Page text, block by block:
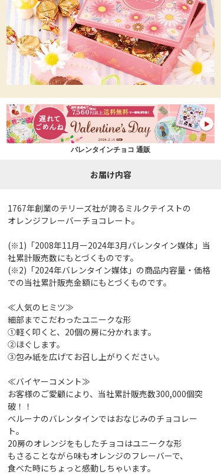
バレンタインチョコ 通販
お届け内容
1767年創業のテリーズ社が誇るミルクテイストの
オレンジフレーバーチョコレート。
(※1)「2008年11月ー2024年3月バレンタイン媒体」当
社累計販売数にもとづくものです。
(※2)「2024年バレンタイン媒体」の商品内容量・価格
での当社累計販売金額にもとづくものです。
≪人気のヒミツ≫
細部までこだわったユニークな形
①軽く叩くと、20個の房に分かれます。
②ほぐします。
③包み紙を広げてお召し上がりください。
≪バイヤーコメント≫
お客様のご愛顧により、当社累計販売数300,000個突
破！！
ベルーナのバレンタインではおなじみのチョコレー
ト。
20房のオレンジをもしたチョコはユニークな形
もさることながら味もオレンジのフレーバーで、
食べた時にちょっと感動しちゃいます。